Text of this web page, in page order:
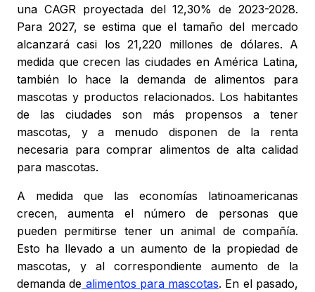
una CAGR proyectada del 12,30% de 2023-2028.
Para 2027, se estima que el tamaño del mercado
alcanzará casi los 21,220 millones de dólares. A
medida que crecen las ciudades en América Latina,
también lo hace la demanda de alimentos para
mascotas y productos relacionados. Los habitantes
de las ciudades son más propensos a tener
mascotas, y a menudo disponen de la renta
necesaria para comprar alimentos de alta calidad
para mascotas.
A medida que las economías latinoamericanas
crecen, aumenta el número de personas que
pueden permitirse tener un animal de compañía.
Esto ha llevado a un aumento de la propiedad de
mascotas, y al correspondiente aumento de la
demanda de alimentos para mascotas. En el pasado,